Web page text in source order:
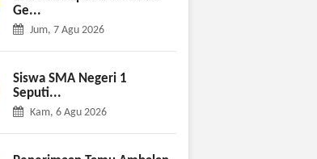
Ge...
Jum, 7 Agu 2026
Siswa SMA Negeri 1
Seputi...
Kam, 6 Agu 2026